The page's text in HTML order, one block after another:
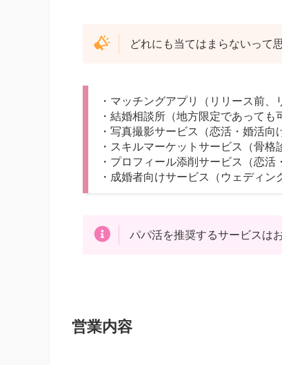
どれにも当てはまらないって
・マッチングアプリ（リリース前、
・結婚相談所（地方限定であっても
・写真撮影サービス（恋活・婚活向
・スキルマーケットサービス（骨格
・プロフィール添削サービス（恋活
・成婚者向けサービス（ウェディン
パパ活を推奨するサービスは
営業内容